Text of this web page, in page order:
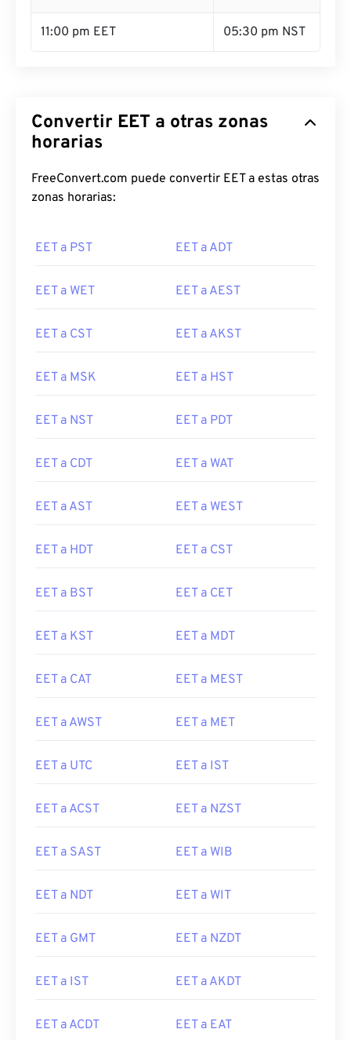
11:00 pm EET 05:30 pm NST
Convertir EET a otras zonas
horarias
FreeConvert.com puede convertir EET a estas otras
zonas horarias:
EET a PST EET a ADT
EET a WET EET a AEST
EET a CST EET a AKST
EET a MSK EET a HST
EET a NST EET a PDT
EET a CDT EET a WAT
EET a AST EET a WEST
EET a HDT EET a CST
EET a BST EET a CET
EET a KST EET a MDT
EET a CAT EET a MEST
EET a AWST EET a MET
EET a UTC EET a IST
EET a ACST EET a NZST
EET a SAST EET a WIB
EET a NDT EET a WIT
EET a GMT EET a NZDT
EET a IST EET a AKDT
EET a ACDT EET a EAT